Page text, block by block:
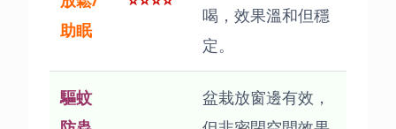
助眠
喝，效果溫和但穩
定。
驅蚊
盆栽放窗邊有效，